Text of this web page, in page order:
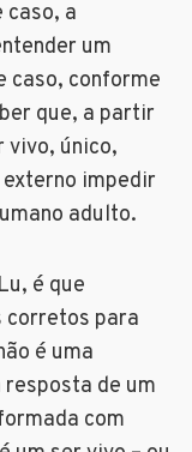
caso, a
um
caso, conforme
que, a partir
vivo, único,
impedir
adulto.
é que
corretos para
é uma
de um
com